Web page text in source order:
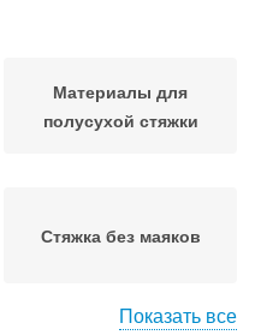
Материалы для
полусухой стяжки
Стяжка без маяков
Показать все